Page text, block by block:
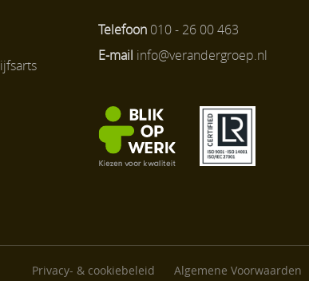
Telefoon 010 - 26 00 463
E-mail info@verandergroep.nl
Privacy- & cookiebeleid Algemene Voorwaarden